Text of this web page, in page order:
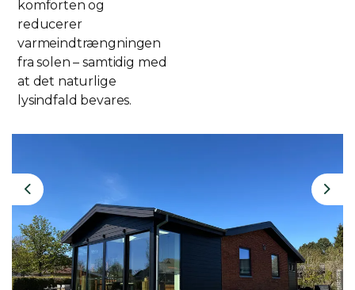
komforten og
reducerer
varmeindtrængningen
fra solen – samtidig med
at det naturlige
lysindfald bevares.
Previous